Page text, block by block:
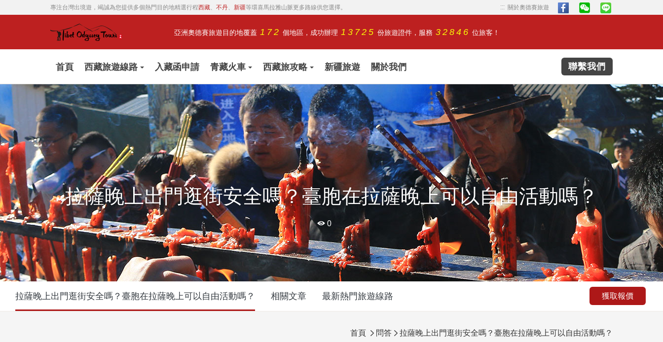
專注台灣出境遊，竭誠為您提供多個熱門目的地精選行程西藏、 不丹、 新疆等環喜馬拉雅山脈更多路線供您選擇。 ...
... 關於奧德賽旅遊
亞洲奧德賽旅遊目的地覆蓋 172 個地區，成功辦理 13725 份旅遊證件，服務 32846 位旅客！
首頁 西藏旅遊線路 入藏函申請 青藏火車 西藏旅攻略 新疆旅遊 關於我們 聯繫我們
拉薩晚上出門逛街安全嗎？臺胞在拉薩晚上可以自由活動嗎？
 0
拉薩晚上出門逛街安全嗎？臺胞在拉薩晚上可以自由活動嗎？ 相關文章 最新熱門旅遊線路 獲取報價
問答  拉薩晚上出門逛街安全嗎？臺胞在拉薩晚上可以自由活動嗎？
首頁 